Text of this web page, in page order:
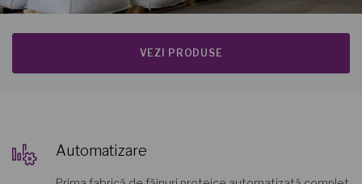
VEZI PRODUSE
Automatizare